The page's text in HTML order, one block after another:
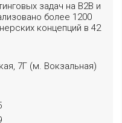
задач на B2B и
более 1200
концепций в 42
7Г (м. Вокзальная)